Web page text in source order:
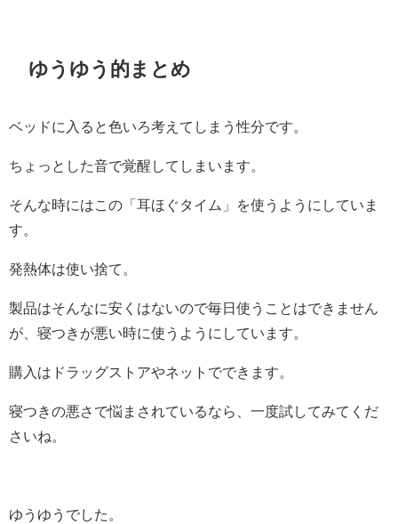
ゆうゆう的まとめ
ベッドに入ると色いろ考えてしまう性分です。
ちょっとした音で覚醒してしまいます。
そんな時にはこの「耳ほぐタイム」を使うようにしていま
す。
発熱体は使い捨て。
製品はそんなに安くはないので毎日使うことはできません
が、寝つきが悪い時に使うようにしています。
購入はドラッグストアやネットでできます。
寝つきの悪さで悩まされているなら、一度試してみてくだ
さいね。
ゆうゆうでした。